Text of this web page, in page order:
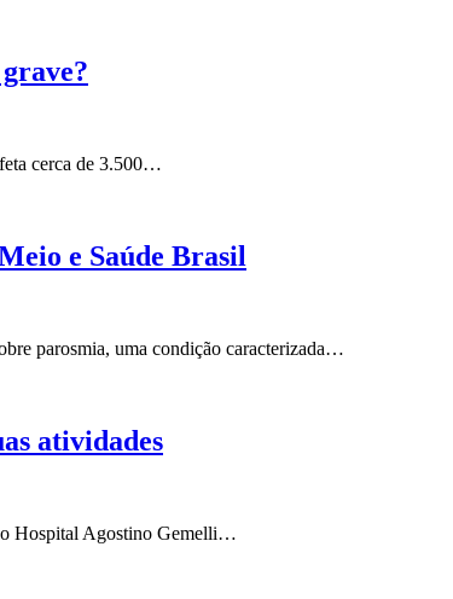
cerca de 3.500…
e Saúde Brasil
parosmia, uma condição caracterizada…
atividades
Hospital Agostino Gemelli…